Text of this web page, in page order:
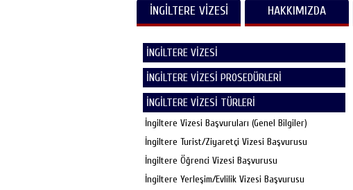
İNGİLTERE VİZESİ HAKKIMIZDA
İNGİLTERE VİZESİ
İNGİLTERE VİZESİ PROSEDÜRLERİ
İNGİLTERE VİZESİ TÜRLERİ
İngiltere Vizesi Başvuruları (Genel Bilgiler)
İngiltere Turist/Ziyaretçi Vizesi Başvurusu
İngiltere Öğrenci Vizesi Başvurusu
İngiltere Yerleşim/Evlilik Vizesi Başvurusu